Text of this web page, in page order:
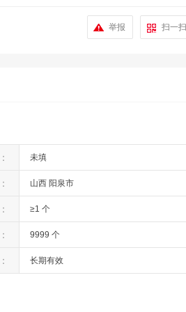
扫一扫
举报
未填
山西 阳泉市
≥1 个
9999 个
长期有效